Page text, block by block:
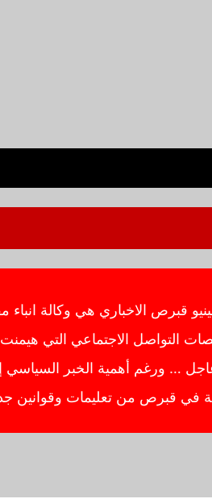
الاخباري هي وكالة انباء
الاجتماعي التي هيمنت
ورغم أهمية الخبر السياسي
في قبرص من تعليمات